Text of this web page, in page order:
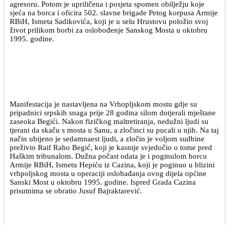
agresoru. Potom je upriličena i posjeta spomen obilježju koje
sjeća na borca i oficira 502. slavne brigade Petog korpusa Armije
RBiH, Ismeta Sadikovića, koji je u selu Hrustovu položio svoj
život prilikom borbi za oslobođenje Sanskog Mosta u oktobru
1995. godine.
Manifestacija je nastavljena na Vrhopljskom mostu gdje su
pripadnici srpskih snaga prije 28 godina silom dotjerali mještane
zaseoka Begići. Nakon fizičkog maltretiranja, nedužni ljudi su
tjerani da skaču s mosta u Sanu, a zločinci su pucali u njih. Na taj
način ubijeno je sedamnaest ljudi, a zločin je voljom sudbine
preživio Raif Raho Begić, koji je kasnije svjedočio o tome pred
Haškim tribunalom. Dužna počast odata je i poginulom borcu
Armije RBiH, Ismetu Hepiću iz Cazina, koji je poginuo u blizini
vrhpoljskog mosta u operaciji oslobađanja ovog dijela općine
Sanski Most u oktobru 1995. godine. Ispred Grada Cazina
prisutnima se obratio Jusuf Bajraktarević.